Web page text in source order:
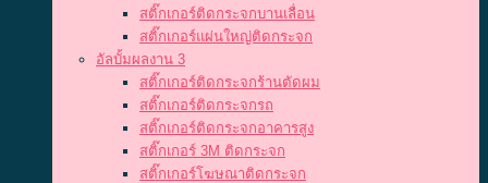
สติ๊กเกอร์ติดกระจกบานเลื่อน
สติ๊กเกอร์แผ่นใหญ่ติดกระจก
อัลบั้มผลงาน 3
สติ๊กเกอร์ติดกระจกร้านตัดผม
สติ๊กเกอร์ติดกระจกรถ
สติ๊กเกอร์ติดกระจกอาคารสูง
สติ๊กเกอร์ 3M ติดกระจก
สติ๊กเกอร์โฆษณาติดกระจก